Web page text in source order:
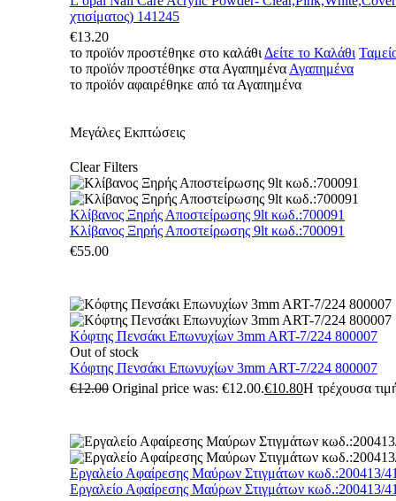
χτισίματος) 141245
€13.20
το προϊόν προστέθηκε στο καλάθι Δείτε το Καλάθι
το προϊόν προστέθηκε στα Αγαπημένα Αγαπημένα
το προϊόν αφαιρέθηκε από τα Αγαπημένα
Μεγάλες Εκπτώσεις
Clear Filters
Κλίβανος Ξηρής Αποστείρωσης 9lt κωδ.:700091
Κλίβανος Ξηρής Αποστείρωσης 9lt κωδ.:700091
€55.00
Κόφτης Πενσάκι Επωνυχίων 3mm ART-7/224 800007
Out of stock
Κόφτης Πενσάκι Επωνυχίων 3mm ART-7/224 800007
€12.00 Original price was: €12.00.€10.80Η τρέχουσα
Εργαλείο Αφαίρεσης Μαύρων Στιγμάτων κωδ.:200413/
Εργαλείο Αφαίρεσης Μαύρων Στιγμάτων κωδ.:200413/